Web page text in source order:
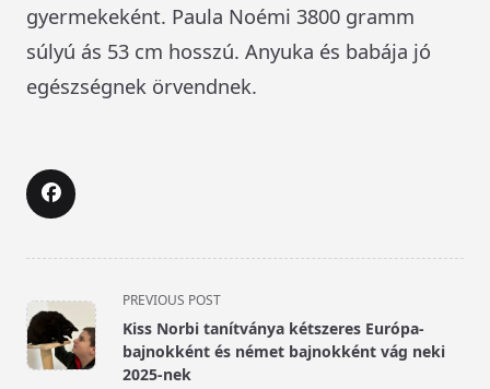
gyermekeként. Paula Noémi 3800 gramm
súlyú ás 53 cm hosszú. Anyuka és babája jó
egészségnek örvendnek.
<span
class="nav-
subtitle
screen-
PREVIOUS POST
Kiss Norbi tanítványa kétszeres Európa-
bajnokként és német bajnokként vág neki
2025-nek